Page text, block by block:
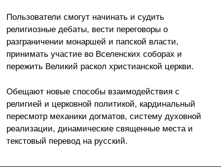
Пользователи смогут начинать и судить
религиозные дебаты, вести переговоры о
разграничении монаршей и папской власти,
принимать участие во Вселенских соборах и
пережить Великий раскол христианской церкви.
Обещают новые способы взаимодействия с
религией и церковной политикой, кардинальный
пересмотр механики догматов, систему духовной
реализации, динамические священные места и
текстовый перевод на русский.